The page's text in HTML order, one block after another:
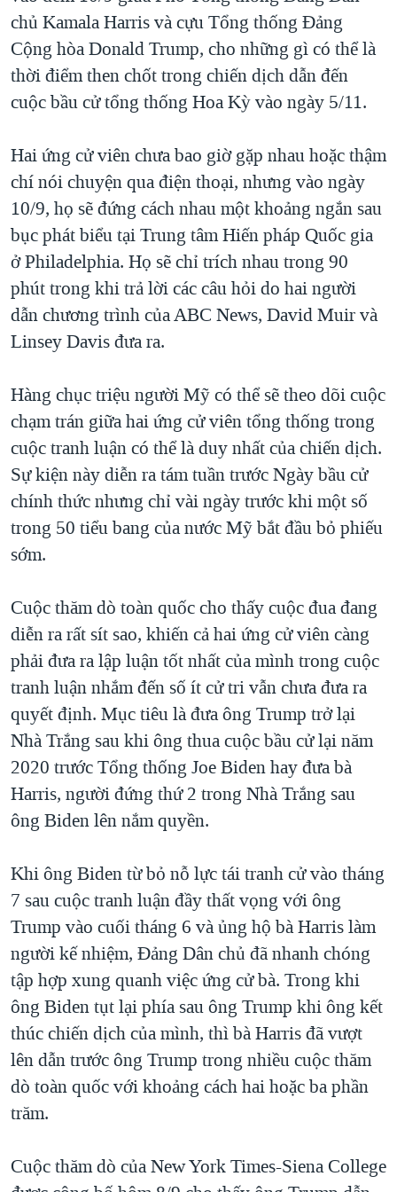
QUAN HỆ VIỆT MỸ
chủ Kamala Harris và cựu Tổng thống Đảng
Cộng hòa Donald Trump, cho những gì có thể là
thời điểm then chốt trong chiến dịch dẫn đến
cuộc bầu cử tổng thống Hoa Kỳ vào ngày 5/11.
Hai ứng cử viên chưa bao giờ gặp nhau hoặc thậm
chí nói chuyện qua điện thoại, nhưng vào ngày
10/9, họ sẽ đứng cách nhau một khoảng ngắn sau
bục phát biểu tại Trung tâm Hiến pháp Quốc gia
ở Philadelphia. Họ sẽ chỉ trích nhau trong 90
phút trong khi trả lời các câu hỏi do hai người
dẫn chương trình của ABC News, David Muir và
Linsey Davis đưa ra.
Hàng chục triệu người Mỹ có thể sẽ theo dõi cuộc
chạm trán giữa hai ứng cử viên tổng thống trong
cuộc tranh luận có thể là duy nhất của chiến dịch.
Sự kiện này diễn ra tám tuần trước Ngày bầu cử
chính thức nhưng chỉ vài ngày trước khi một số
trong 50 tiểu bang của nước Mỹ bắt đầu bỏ phiếu
sớm.
Cuộc thăm dò toàn quốc cho thấy cuộc đua đang
diễn ra rất sít sao, khiến cả hai ứng cử viên càng
phải đưa ra lập luận tốt nhất của mình trong cuộc
tranh luận nhắm đến số ít cử tri vẫn chưa đưa ra
quyết định. Mục tiêu là đưa ông Trump trở lại
Nhà Trắng sau khi ông thua cuộc bầu cử lại năm
2020 trước Tổng thống Joe Biden hay đưa bà
Harris, người đứng thứ 2 trong Nhà Trắng sau
ông Biden lên nắm quyền.
Khi ông Biden từ bỏ nỗ lực tái tranh cử vào tháng
7 sau cuộc tranh luận đầy thất vọng với ông
Trump vào cuối tháng 6 và ủng hộ bà Harris làm
người kế nhiệm, Đảng Dân chủ đã nhanh chóng
tập hợp xung quanh việc ứng cử bà. Trong khi
ông Biden tụt lại phía sau ông Trump khi ông kết
thúc chiến dịch của mình, thì bà Harris đã vượt
lên dẫn trước ông Trump trong nhiều cuộc thăm
dò toàn quốc với khoảng cách hai hoặc ba phần
trăm.
Cuộc thăm dò của New York Times-Siena College